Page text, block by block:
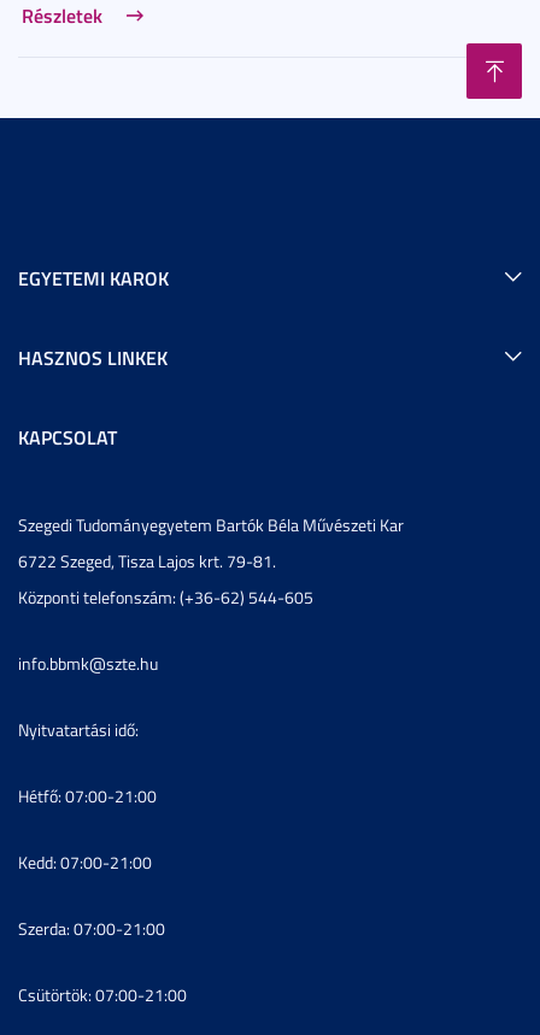
Részletek
EGYETEMI KAROK
HASZNOS LINKEK
KAPCSOLAT
Szegedi Tudományegyetem Bartók Béla Művészeti Kar
6722 Szeged, Tisza Lajos krt. 79-81.
Központi telefonszám: (+36-62) 544-605
info.bbmk@szte.hu
Nyitvatartási idő:
Hétfő: 07:00-21:00
Kedd: 07:00-21:00
Szerda: 07:00-21:00
Csütörtök: 07:00-21:00